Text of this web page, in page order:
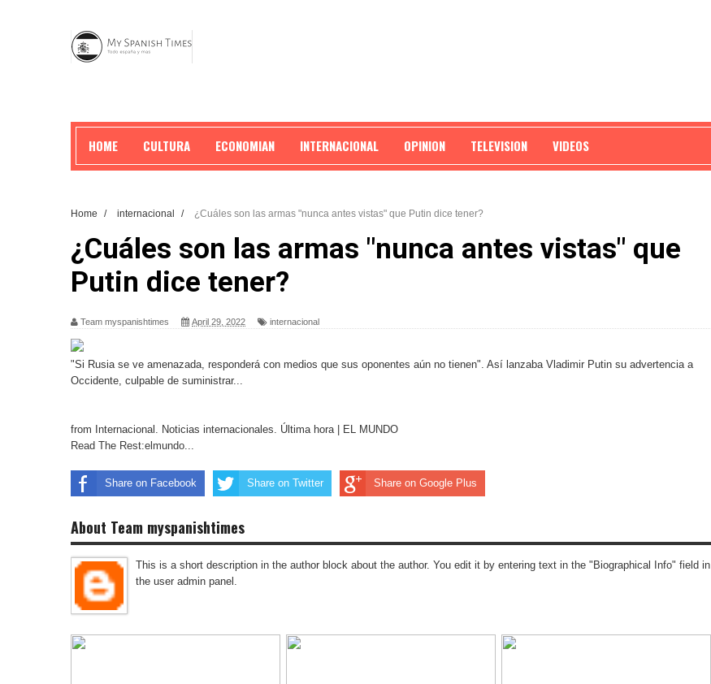
HOME CULTURA ECONOMIAN INTERNACIONAL OPINION TELEVISION VIDEOS
Home / internacional / ¿Cuáles son las armas "nunca antes vistas" que Putin dice tener?
¿Cuáles son las armas "nunca antes vistas" que
Putin dice tener?
Team myspanishtimes April 29, 2022 internacional
"Si Rusia se ve amenazada, responderá con medios que sus oponentes aún no tienen". Así lanzaba Vladimir Putin su advertencia a
Occidente, culpable de suministrar...
from Internacional. Noticias internacionales. Última hora | EL MUNDO
Read The Rest:elmundo...
Share on Facebook Share on Twitter Share on Google Plus
About Team myspanishtimes
This is a short description in the author block about the author. You edit it by entering text in the "Biographical Info" field in
the user admin panel.